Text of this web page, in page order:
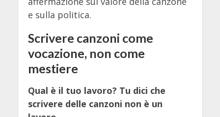
e sulla politica.
Scrivere canzoni come
vocazione, non come
mestiere
Qual è il tuo lavoro? Tu dici che
scrivere delle canzoni non è un